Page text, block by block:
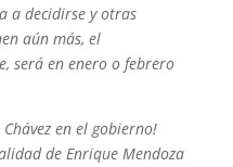
a decidirse y otras
aún más, el
será en enero o febrero
en el gobierno!
de Enrique Mendoza